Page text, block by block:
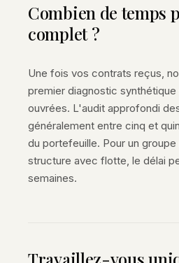
Combien de temps
complet ?
Une fois vos contrats reçus,
premier diagnostic
ouvrées. L'audit approfondi
généralement entre cinq et
du portefeuille. Pour un
structure avec flotte, le délai
semaines.